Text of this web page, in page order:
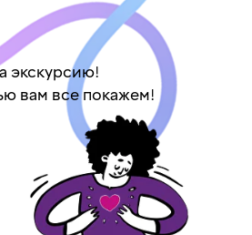
экскурсию!
вам все покажем!